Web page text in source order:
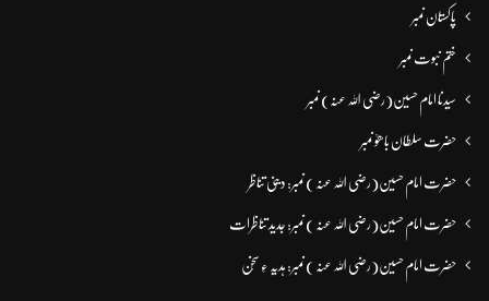
پاکستان نمبر
ختم نبوت نمبر
سیدنا امام حسین(رضی اللہ عنہ) نمبر
حضرت سلطان باھوؒ نمبر
حضرت امام حسین(رضی اللہ عنہ ) نمبر: دینی تناظر
حضرت امام حسین(رضی اللہ عنہ ) نمبر: جدید تناظرات
حضرت امام حسین(رضی اللہ عنہ ) نمبر: ہدیہ ءِ سُخن